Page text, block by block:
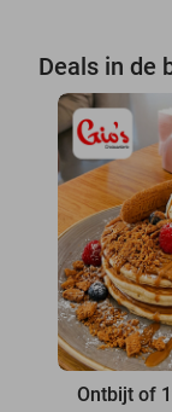
Deals in de
Ontbijt of